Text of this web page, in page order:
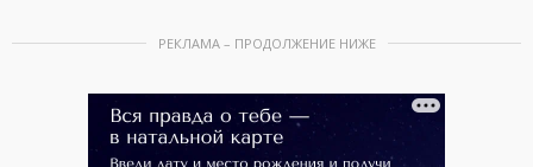
РЕКЛАМА – ПРОДОЛЖЕНИЕ НИЖЕ